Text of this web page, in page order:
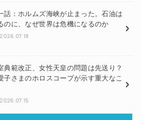
話：ホルムズ海峡が止まった。石油は
のに、なぜ世界は危機になるのか
2026.07.18
典範改正、女性天皇の問題は先送り？
子さまのホロスコープが示す重大なこ
2026.07.15